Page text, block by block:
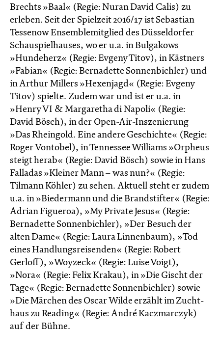
Brechts »Baal« (Regie: Nuran David Calis) zu
erleben. Seit der Spielzeit 2016/17 ist Sebastian
Tessenow Ensemblemitglied des Düsseldorfer
Schauspielhauses, wo er u.a. in Bulgakows
»Hundeherz« (Regie: Evgeny Titov), in Kästners
»Fabian« (Regie: Bernadette Sonnenbichler) und
in Arthur Millers »Hexenjagd« (Regie: Evgeny
Titov) spielte. Zudem war und ist er u.a. in
»Henry VI & Margaretha di Napoli« (Regie:
David Bösch), in der Open-Air-Inszenierung
»Das Rheingold. Eine andere Geschichte« (Regie:
Roger Vontobel), in Tennessee Williams »Orpheus
steigt herab« (Regie: David Bösch) sowie in Hans
Falladas »Kleiner Mann – was nun?« (Regie:
Tilmann Köhler) zu sehen. Aktuell steht er zudem
u.a. in »Biedermann und die Brandstifter« (Regie:
Adrian Figueroa), »My Private Jesus« (Regie:
Bernadette Sonnenbichler), »Der Besuch der
alten Dame« (Regie: Laura Linnenbaum), »Tod
eines Handlungsreisenden« (Regie: Robert
Gerloff), »Woyzeck« (Regie: Luise Voigt),
»Nora« (Regie: Felix Krakau), in »Die Gischt der
Tage« (Regie: Bernadette Sonnenbichler) sowie
»Die Märchen des Oscar Wilde erzählt im Zucht­
haus zu Reading« (Regie: André Kacz­marc­zyk)
auf der Bühne.